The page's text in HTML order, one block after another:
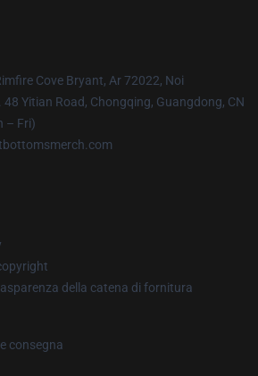
Cove Bryant, Ar 72022, Noi
48 Yitian Road, Chongqing, Guangdong, CN
– Fri)
della catena di fornitura
consegna